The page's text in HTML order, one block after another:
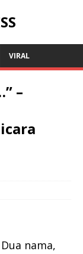
VIRAL
–
nama,